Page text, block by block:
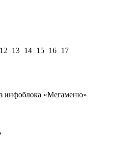
12 13 14 15 16 17
инфоблока «Мегаменю»